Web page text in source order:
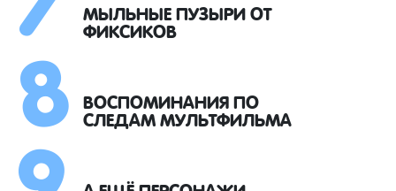
МЫЛЬНЫЕ ПУЗЫРИ ОТ
ФИКСИКОВ
ВОСПОМИНАНИЯ ПО
СЛЕДАМ МУЛЬТФИЛЬМА